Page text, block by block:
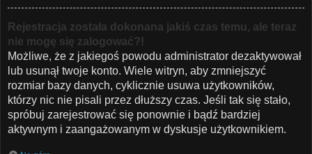
Rejestracja została dokonana jakiś czas temu, ale teraz
nie mogę się zalogować?!
Możliwe, że z jakiegoś powodu administrator dezaktywował
lub usunął twoje konto. Wiele witryn, aby zmniejszyć
rozmiar bazy danych, cyklicznie usuwa użytkowników,
którzy nic nie pisali przez dłuższy czas. Jeśli tak się stało,
spróbuj zarejestrować się ponownie i bądź bardziej
aktywnym i zaangażowanym w dyskusje użytkownikiem.